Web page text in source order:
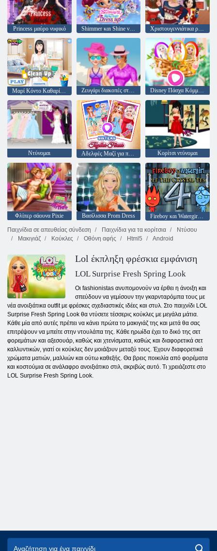
Princess μαύρο νυφικό Shimmer και Shine ντύνομαι
Μαρί Κόντο Καθαρίστε Ζευγάρι διακοπές στη Χαβάη Disney Πάσχα Κόμμα Μπάνι
Ντύνομαι Αδελφές Μαζί για πάντα Κορίτσι ντύνομαι
Φλίπερ σάουνα Pixie Βασίλισσα Prom Dress
Fireboy και Watergirl 4: Crystal Temple
Παιχνίδια σε απευθείας σύνδεση
Παιχνίδια για τα κορίτσια
Ντύσου
Μακιγιάζ
Κούκλες Οθόνη αφής Html5 Android
Lol έκπληξη φρέσκια εμφάνιση
LOL Surprise Fresh Spring Look
Οι fashionistas ανυπομονούν να έρθει η άνοιξη και
σπεύδουν να γεμίσουν την γκαρνταρόμπα τους με
νέα ανοιξιάτικα outfit με φρέσκες σχεδιαστικές ιδέες και στυλ. Στο παιχνίδι LOL
Surprise Fresh Spring Look θα ντύσετε τέσσερις κούκλες με μεγάλα μάτια.
Κάθε μία από αυτές πρέπει να κάνει πρώτα το μακιγιάζ της και μετά θα σας
επιτρέψουν να μπείτε στην ντουλάπα της. Κάθε ηρωίδα έχει το δικό της σετ
φορεμάτων και αξεσουάρ, καθώς και χτενίσματα, καθώς και διαφορετικά σετ
καλλυντικών, γιατί οι κούκλες δεν μοιάζουν μεταξύ τους. Έχουν διαφορετικά
χρώματα ματιών, μαλλιών και ούτω καθεξής. Θα βρεις ποικιλία από φορέματα
και κοστούμια σε ανάλαφρο ανοιξιάτικο στιλ, ακριβώς αυτό. Τι χρειάζεστε στο
LOL Surprise Fresh Spring Look.